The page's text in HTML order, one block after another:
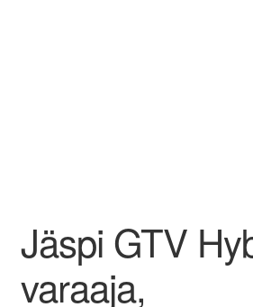
Jäspi GTV
varaaja,